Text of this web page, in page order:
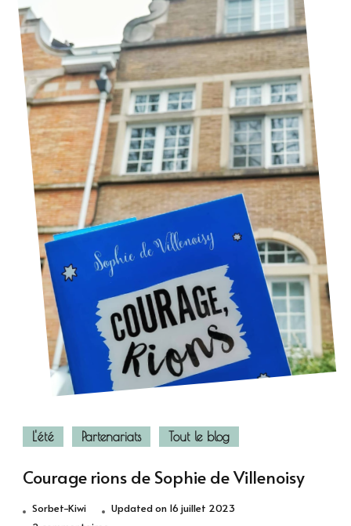
L'été Partenariats Tout le blog
Courage rions de Sophie de Villenoisy
Sorbet-Kiwi Updated on 16 juillet 2023